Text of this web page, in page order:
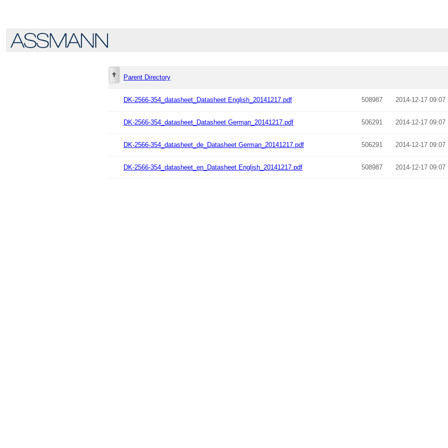
Parent Directory
DK-2566-354_datasheet_Datasheet English_20141217.pdf 508987 2014-12-17 09:07
DK-2566-354_datasheet_Datasheet German_20141217.pdf 506291 2014-12-17 09:07
DK-2566-354_datasheet_de_Datasheet German_20141217.pdf 506291 2014-12-17 09:07
DK-2566-354_datasheet_en_Datasheet English_20141217.pdf 508987 2014-12-17 09:07